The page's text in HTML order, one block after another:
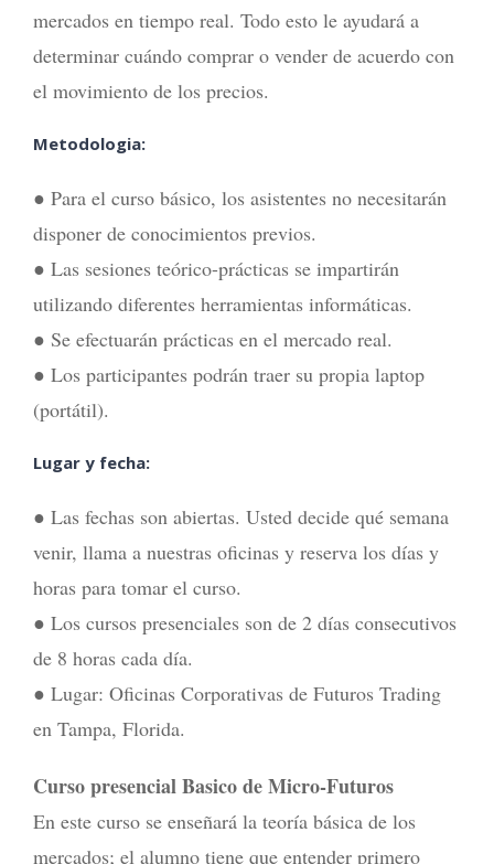
mercados en tiempo real. Todo esto le ayudará a
determinar cuándo comprar o vender de acuerdo con
el movimiento de los precios.
Metodologia:
● Para el curso básico, los asistentes no necesitarán
disponer de conocimientos previos.
● Las sesiones teórico-prácticas se impartirán
utilizando diferentes herramientas informáticas.
● Se efectuarán prácticas en el mercado real.
● Los participantes podrán traer su propia laptop
(portátil).
Lugar y fecha:
● Las fechas son abiertas. Usted decide qué semana
venir, llama a nuestras oficinas y reserva los días y
horas para tomar el curso.
● Los cursos presenciales son de 2 días consecutivos
de 8 horas cada día.
● Lugar: Oficinas Corporativas de Futuros Trading
en Tampa, Florida.
Curso presencial Basico de Micro-Futuros
En este curso se enseñará la teoría básica de los
mercados; el alumno tiene que entender primero